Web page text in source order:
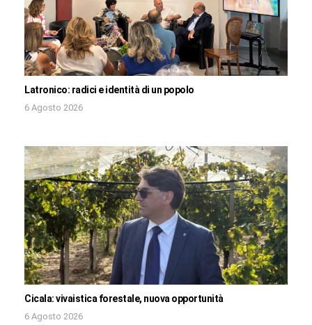
Latronico: radici e identità di un popolo
6 Agosto 2026
Cicala: vivaistica forestale, nuova opportunità
6 Agosto 2026